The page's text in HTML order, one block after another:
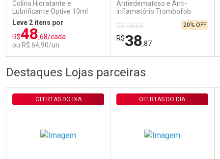
Colírio Hidratante e
Lubrificante Optive 10ml
Leve 2 itens por
R$48,68/cada
ou R$ 64,90/un
FECHAR
Laboratório
FECHAR
Por Menos
Antiedematoso e Anti-
inflamatório Trombofob
R$ 48,68
R$38,87
20% OFF
Por Menos
Destaques Lojas parceiras
OFERTAS DO DIA OFERTAS DO DIA